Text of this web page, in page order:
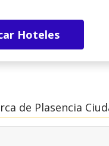
Hoteles
de Plasencia